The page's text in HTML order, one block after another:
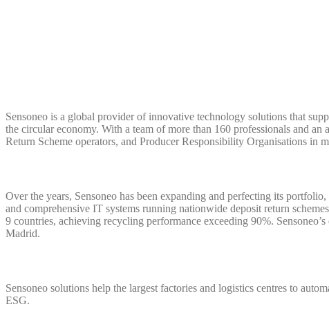
Sensoneo is a global provider of innovative technology solutions that
the circular economy. With a team of more than 160 professionals and
Return Scheme operators, and Producer Responsibility Organisations in
Over the years, Sensoneo has been expanding and perfecting its
and comprehensive IT systems running nationwide deposit return
9 countries, achieving recycling performance exceeding 90%.
Madrid.
Sensoneo solutions help the largest factories and logistics centres to
ESG.